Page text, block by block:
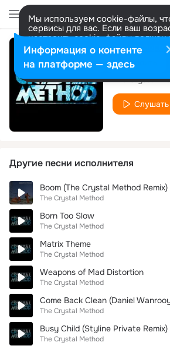
Мы используем cookie-файлы,
сервисы для вас. Если ваш
настроить cookie-файлы должен
представитель. Больше
Разрешить все Настроить
London
The Crystal
Слушать
Другие песни исполнителя
Boom (The Crystal Method Remix)
The Crystal Method
Born Too Slow
The Crystal Method
Matrix Theme
The Crystal Method
Weapons of Mad Distortion
The Crystal Method
The Crystal Method
Busy Child (Styline Private Remix)
The Crystal Method
Информация о контенте
на платформе — здесь